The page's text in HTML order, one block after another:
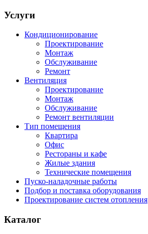
Услуги
Кондиционирование
Проектирование
Монтаж
Обслуживание
Ремонт
Вентиляция
Проектирование
Монтаж
Обслуживание
Ремонт вентиляции
Тип помещения
Квартира
Офис
Рестораны и кафе
Жилые здания
Технические помещения
Пуско-наладочные работы
Подбор и поставка оборудования
Проектирование систем отопления
Каталог